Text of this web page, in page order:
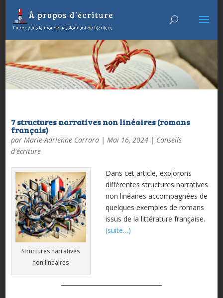
7 structures narratives non linéaires (romans
français)
par Marie-Adrienne Carrara| Mai 16, 2024| Conseils
d'écriture
Structures narratives
non linéaires
Dans cet article, explorons
différentes structures narratives
non linéaires accompagnées de
quelques exemples de romans
issus de la littérature française.
(suite…)